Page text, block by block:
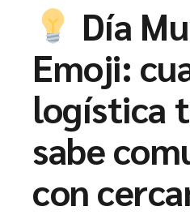
Día
Emoji:
logística
sabe
con